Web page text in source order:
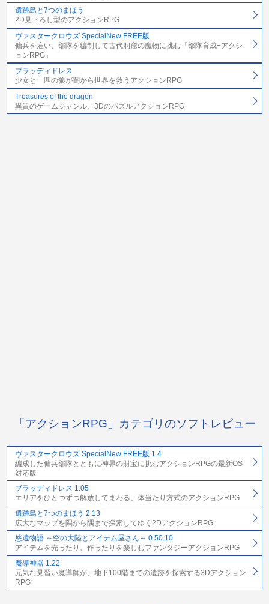
遺跡島と7つのまほう
2D見下ろし型のアクションRPG
ヴァスタークロウズ SpecialNew FREE版
傭兵を雇い、部隊を編制して古代洞窟の魔物に挑む「部隊育成+アクシ
ョンRPG」
ブラッディドレス
少女と一匹の狼が闇から世界を救うアクションRPG
Treasures of the dragon
異質のゲームジャンル、3DのパズルアクションRPG
「アクションRPG」カテゴリのソフトレビュー
ヴァスタークロウズ SpecialNew FREE版 1.4
編成した傭兵部隊とともに神界の財宝に挑むアクションRPGの最新OS
対応版
ブラッディドレス 1.05
エリアをひとつずつ解放してまわる、体当たり方式のアクションRPG
遺跡島と7つのまほう 2.13
広大なマップを隅から隅まで探索してゆく2DアクションRPG
悠遠物語 ～空の大陸とアイテム屋さん～ 0.50.10
アイテムを売ったり、作ったりを楽しむファンタジーアクションRPG
魔導神器 1.22
元気な見習い魔導師が、地下100階までの遺跡を探索する3Dアクション
RPG